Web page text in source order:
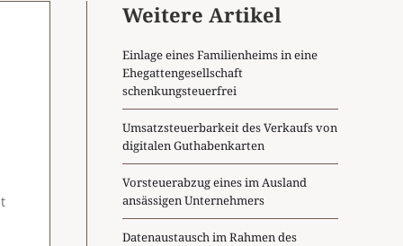
Weitere Artikel
Einlage eines Familienheims in eine
Ehegattengesellschaft
schenkungsteuerfrei
Umsatzsteuerbarkeit des Verkaufs von
digitalen Guthabenkarten
Vorsteuerabzug eines im Ausland
ansässigen Unternehmers
Datenaustausch im Rahmen des